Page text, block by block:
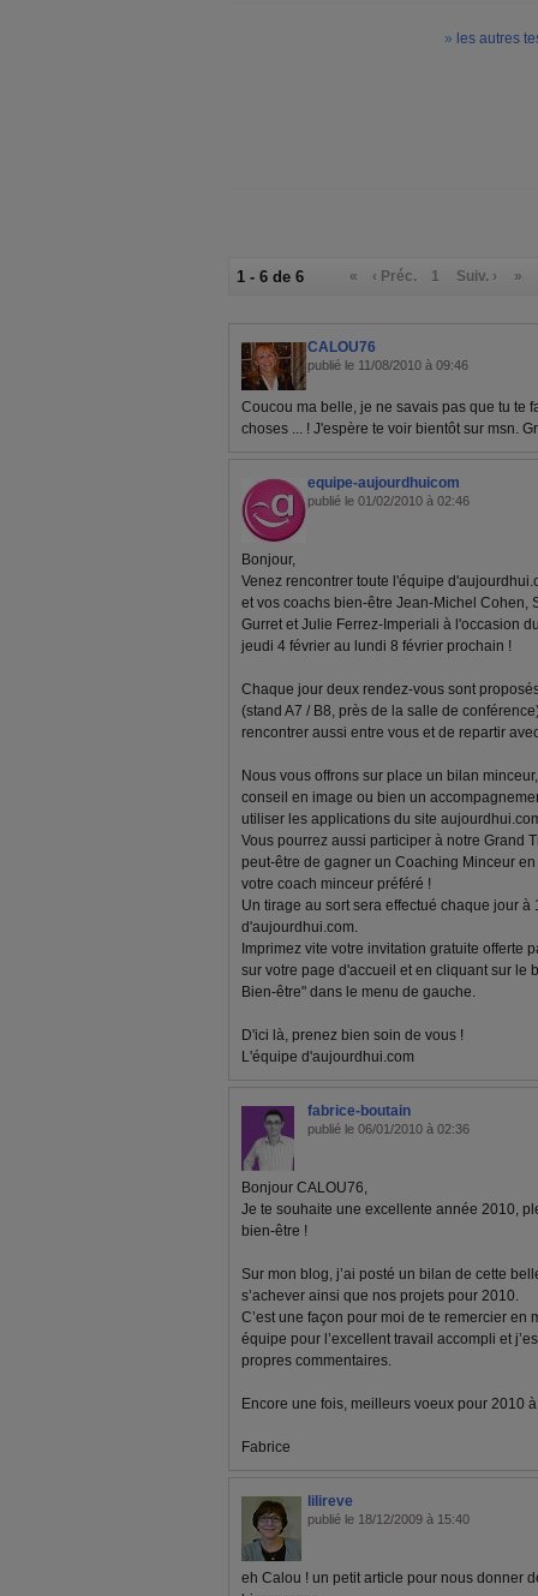
» les autres
1 - 6 de 6 « ‹ Préc. 1 Suiv. › »
CALOU76
publié le 11/08/2010 à 09:46
Coucou ma belle, je ne savais pas que tu te
choses ... ! J'espère te voir bientôt sur msn.
equipe-aujourdhuicom
publié le 01/02/2010 à 02:46
Bonjour,
Venez rencontrer toute l'équipe
et vos coachs bien-être Jean-Michel Cohen,
Gurret et Julie Ferrez-Imperiali à l'occasion
jeudi 4 février au lundi 8 février prochain !
Chaque jour deux rendez-vous sont
(stand A7 / B8, près de la salle de
rencontrer aussi entre vous et de repartir
Nous vous offrons sur place un bilan
conseil en image ou bien un
utiliser les applications du site
Vous pourrez aussi participer à notre Grand
peut-être de gagner un Coaching Minceur
votre coach minceur préféré !
Un tirage au sort sera effectué chaque jour à
d'aujourdhui.com.
Imprimez vite votre invitation gratuite offerte
sur votre page d'accueil et en cliquant sur le
Bien-être" dans le menu de gauche.
D'ici là, prenez bien soin de vous !
L'équipe d'aujourdhui.com
fabrice-boutain
publié le 06/01/2010 à 02:36
Bonjour CALOU76,
Je te souhaite une excellente année 2010,
bien-être !
Sur mon blog, j’ai posté un bilan de cette
s’achever ainsi que nos projets pour 2010.
C’est une façon pour moi de te remercier en
équipe pour l’excellent travail accompli et
propres commentaires.
Encore une fois, meilleurs voeux pour 2010
Fabrice
lilireve
publié le 18/12/2009 à 15:40
eh Calou ! un petit article pour nous donner